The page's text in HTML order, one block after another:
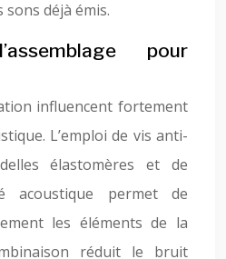
déjà émis.
pour
influencent fortement
L’emploi de vis anti-
élastomères et de
acoustique permet de
les éléments de la
réduit le bruit